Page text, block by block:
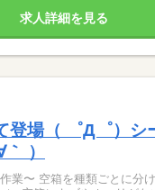
求人詳細を見る
場（ ゜Д゜）シ
）
、決められた